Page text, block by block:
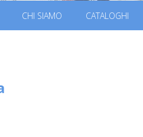
CHI SIAMO CATALOGHI